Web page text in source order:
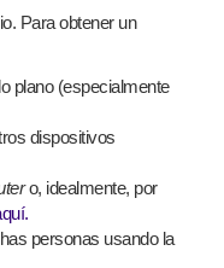
Para obtener un
plano (especialmente
dispositivos
o, idealmente, por
personas usando la